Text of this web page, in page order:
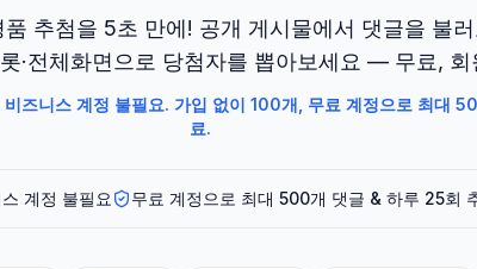
추첨을 5초 만에! 공개 게시물에서 댓글을 불
·전체화면으로 당첨자를 뽑아보세요 — 무료, 회
즈니스 계정 불필요. 가입 없이 100개, 무료 계정으로 최대
료.
계정 불필요 무료 계정으로 최대 500개 댓글 & 하루 25회